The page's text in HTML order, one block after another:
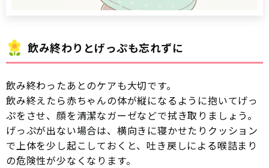
飲み終わりとげっぷも忘れずに
飲み終わったあとのケアも大切です。
飲み終えたら赤ちゃんの体が縦になるように抱いてげっ
ぷをさせ、顔を清潔なガーゼなどで拭き取りましょう。
げっぷが出ない場合は、横向きに寝かせたりクッション
で上体を少し起こしておくと、吐き戻しによる喉詰まり
の危険性が少なくなります。